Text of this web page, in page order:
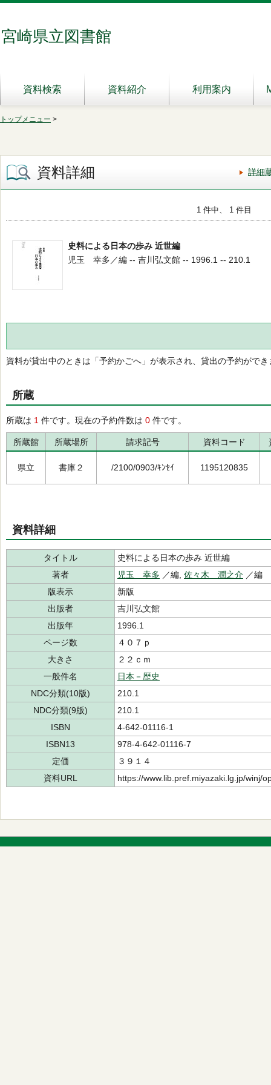
宮崎県立図書館
資料検索 資料紹介 利用案内
トップメニュー >
資料詳細 詳細
1 件中、 1 件目
史料による日本の歩み 近世編
児玉 幸多／編 -- 吉川弘文館 -- 1996.1 -- 210.1
資料が貸出中のときは「予約かごへ」が表示され、貸出の予約ができ
所蔵
所蔵は 1 件です。現在の予約件数は 0 件です。
所蔵館 所蔵場所 請求記号 資料コード
県立 書庫２ /2100/0903/ｷﾝｾｲ 1195120835
資料詳細
タイトル
史料による日本の歩み 近世編
著者
児玉 幸多 ／編, 佐々木 潤之介 ／編
版表示
新版
出版者
吉川弘文館
出版年
1996.1
ページ数
４０７ｐ
大きさ
２２ｃｍ
一般件名
日本－歴史
NDC分類(10版)
210.1
NDC分類(9版)
210.1
ISBN
4-642-01116-1
ISBN13
978-4-642-01116-7
定価
３９１４
資料URL
https://www.lib.pref.miyazaki.lg.jp/winj/